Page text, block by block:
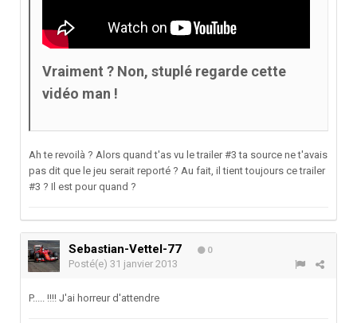
Vraiment ? Non, stuplé regarde cette
vidéo man !
Ah te revoilà ? Alors quand t'as vu le trailer #3 ta source ne t'avais
pas dit que le jeu serait reporté ? Au fait, il tient toujours ce trailer
#3 ? Il est pour quand ?
Sebastian-Vettel-77 0
Posté(e) 31 janvier 2013
P..... !!!! J'ai horreur d'attendre